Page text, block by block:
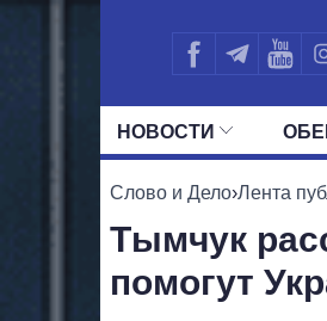
НОВОСТИ
ВСЕ
Слово и Дело›Лента
Тымчук
помогут